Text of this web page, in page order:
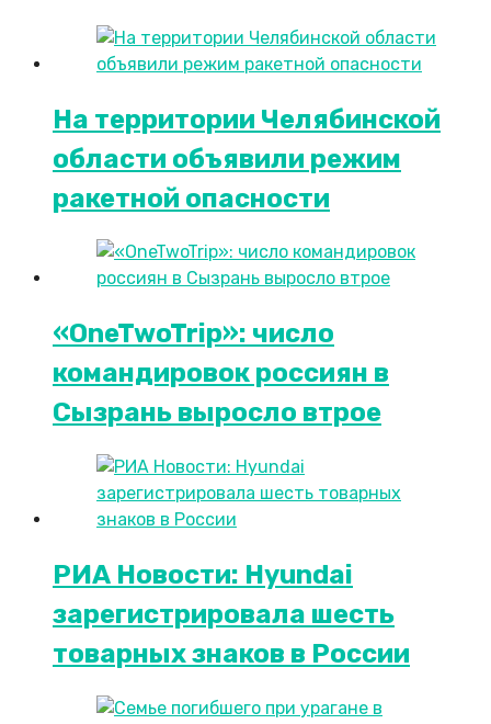
На территории Челябинской
области объявили режим
ракетной опасности
«OneTwoTrip»: число
командировок россиян в
Сызрань выросло втрое
РИА Новости: Hyundai
зарегистрировала шесть
товарных знаков в России